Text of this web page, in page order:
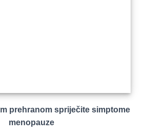
prehranom spriječite simptome
menopauze